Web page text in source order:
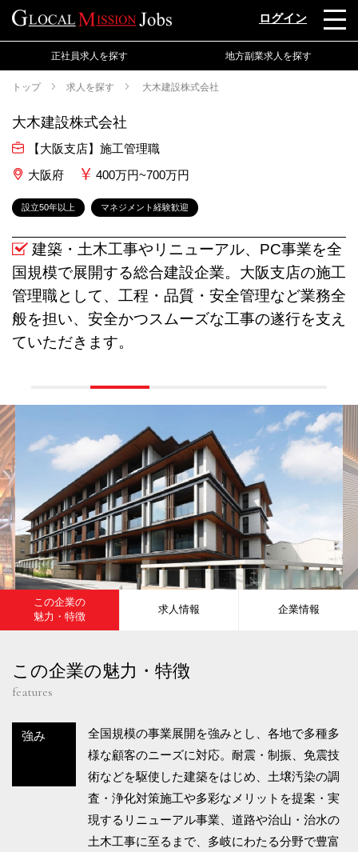
ログイン
正社員求人を探す 地方副業求人を探す
トップ 求人を探す 大木建設株式会社
大木建設株式会社
【大阪支店】施工管理職
大阪府
400万円~700万円
設立50年以上 マネジメント経験歓迎
建築・土木工事やリニューアル、PC事業を全
国規模で展開する総合建設企業。大阪支店の施工
管理職として、工程・品質・安全管理など業務全
般を担い、安全かつスムーズな工事の遂行を支え
ていただきます。
この企業の
魅力・特徴
求人情報 企業情報
この企業の魅力・特徴
features
強み
全国規模の事業展開を強みとし、各地で多種多
様な顧客のニーズに対応。耐震・制振、免震技
術などを駆使した建築をはじめ、土壌汚染の調
査・浄化対策施工や多彩なメリットを提案・実
現するリニューアル事業、道路や治山・治水の
土木工事に至るまで、多岐にわたる分野で豊富